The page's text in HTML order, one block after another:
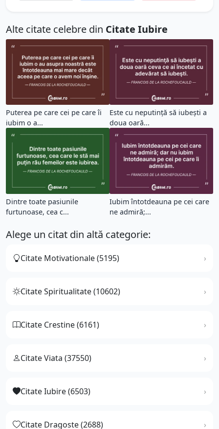
Alte citate celebre din Citate Iubire
Puterea pe care cei pe care îi
iubim o a...
Este cu neputinţă să iubeşti a
doua oară...
Dintre toate pasiunile
furtunoase, cea c...
Iubim întotdeauna pe cei care
ne admiră;...
Alege un citat din altă categorie:
Citate Motivationale (5195)
Citate Spiritualitate (10602)
Citate Crestine (6161)
Citate Viata (37550)
Citate Iubire (6503)
Citate Dragoste (2688)